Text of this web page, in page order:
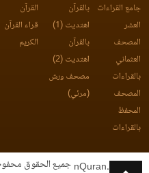
جامع القراءات
العشر
المصحف
العثماني
بالقراءات
المصحف
المحفظ
بالقراءات
بالقرآن
اهتديت (1)
بالقرآن
اهتديت (2)
مصحف ورش
(مرئي)
القرآن
قراء القرآن
الكريم
جميع الحقوق محفوظة nQuran.com